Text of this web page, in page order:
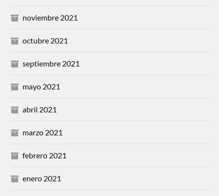
noviembre 2021
octubre 2021
septiembre 2021
mayo 2021
abril 2021
marzo 2021
febrero 2021
enero 2021